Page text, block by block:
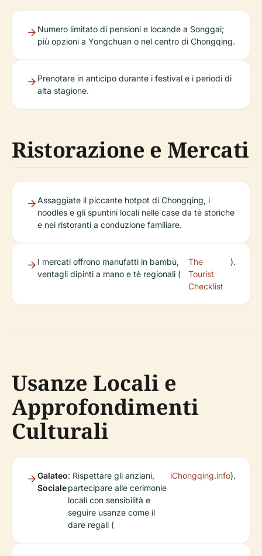
Numero limitato di pensioni e locande a Songgai;
più opzioni a Yongchuan o nel centro di Chongqing.
Prenotare in anticipo durante i festival e i periodi di
alta stagione.
Ristorazione e Mercati
Assaggiate il piccante hotpot di Chongqing, i
noodles e gli spuntini locali nelle case da tè storiche
e nei ristoranti a conduzione familiare.
I mercati offrono manufatti in bambù,
ventagli dipinti a mano e tè regionali (
The
Tourist
Checklist
).
Usanze Locali e
Approfondimenti
Culturali
Galateo
Sociale
: Rispettare gli anziani,
partecipare alle cerimonie
locali con sensibilità e
seguire usanze come il
dare regali (
iChongqing.info).